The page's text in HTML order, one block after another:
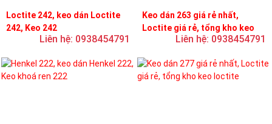
Loctite 242, keo dán Loctite
242, Keo 242
Liên hệ: 0938454791
Keo dán 263 giá rẻ nhất,
Loctite giá rẻ, tổng kho keo
Liên hệ: 0938454791